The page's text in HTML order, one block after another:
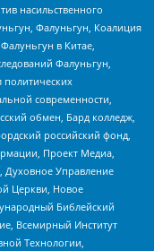
насильственного
Фалуньгун, Коалиция
в Китае,
Фалуньгун,
современности,
обмен, Бард колледж,
российский фонд,
Проект Медиа,
Духовное Управление
Церкви, Новое
Библейский
Всемирный Институт
Технологии,